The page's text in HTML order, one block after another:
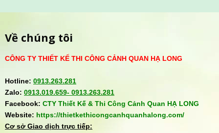
Về chúng tôi
CÔNG TY THIẾT KẾ THI CÔNG CẢNH QUAN HẠ LONG
Hotline: 0913.263.281
Zalo: 0913.019.659- 0913.263.281
Facebook: CTY Thiết Kế & Thi Công Cảnh Quan HẠ LONG
Website: https://thietkethicongcanhquanhalong.com/
Cơ sở Giao dịch trực tiếp: